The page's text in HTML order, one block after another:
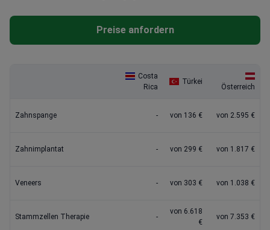
Preise anfordern
Costa
Rica
Türkei
Österreich
Zahnspange - von 136 € von 2.595 €
Zahnimplantat - von 299 € von 1.817 €
Veneers - von 303 € von 1.038 €
Stammzellen Therapie -
von 6.618
€
von 7.353 €